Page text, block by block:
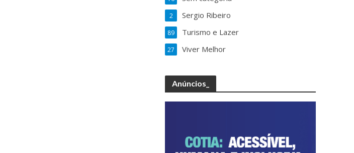
Sergio Ribeiro
2
Turismo e Lazer
89
Viver Melhor
27
Anúncios_